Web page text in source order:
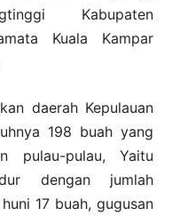
Kabupaten
Kuala Kampar
daerah Kepulauan
198 buah yang
pulau-pulau, Yaitu
dengan jumlah
17 buah, gugusan